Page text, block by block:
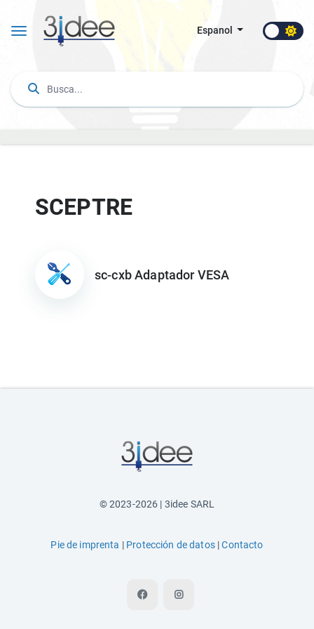
Espanol
SCEPTRE
sc-cxb Adaptador VESA
© 2023-2026 | 3idee SARL
Pie de imprenta | Protección de datos|Contacto